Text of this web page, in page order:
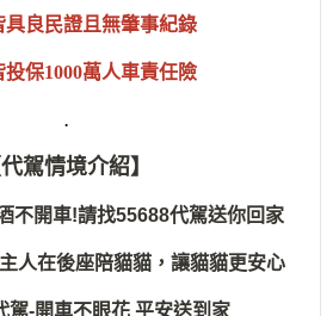
具良民證且無肇事紀錄
投保1000萬人車責任險
.
代駕情境介紹】
不開車!請找55688代駕送你回家
人在後座陪貓貓，讓貓貓更安心
駕-開車不眼花 平安送到家